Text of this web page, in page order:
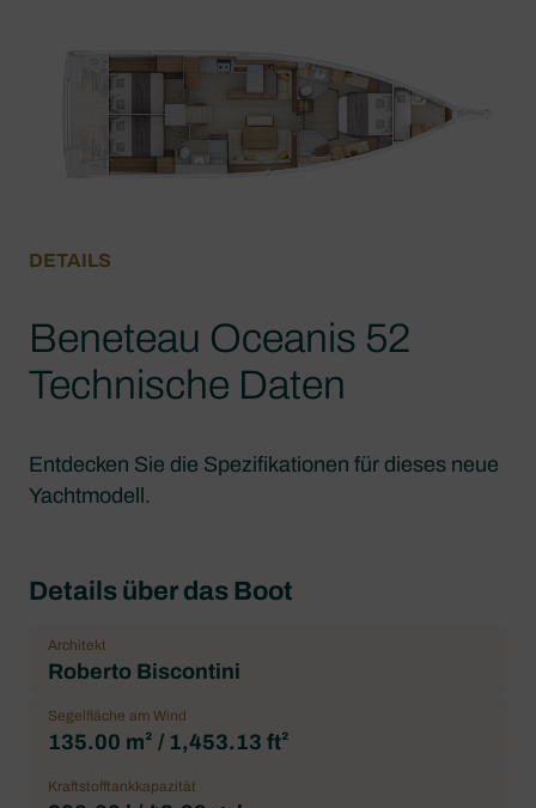
DETAILS
Beneteau Oceanis 52
Technische Daten
Entdecken Sie die Spezifikationen für dieses neue
Yachtmodell.
Details über das Boot
Architekt
Roberto Biscontini
Segelfläche am Wind
135.00 m² / 1,453.13 ft²
Kraftstofftankkapazität